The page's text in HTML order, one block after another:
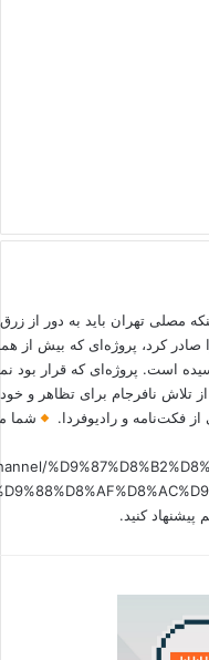
مصلی تهران باید به دور از
کرد، پروژه‌ای که بیش از
است. پروژه‌ای که قرار بود
از تلاش نافرجام برای تظاهر و
فکت‌نامه و رادیوفردا.
شما
پیشنهاد کنید.